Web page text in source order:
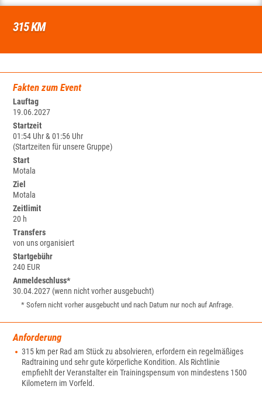
315 KM
Fakten zum Event
Lauftag
19.06.2027
Startzeit
01:54 Uhr & 01:56 Uhr
(Startzeiten für unsere Gruppe)
Start
Motala
Ziel
Motala
Zeitlimit
20 h
Transfers
von uns organisiert
Startgebühr
240 EUR
Anmeldeschluss*
30.04.2027 (wenn nicht vorher ausgebucht)
* Sofern nicht vorher ausgebucht und nach Datum nur noch auf Anfrage.
Anforderung
315 km per Rad am Stück zu absolvieren, erfordern ein regelmäßiges
Radtraining und sehr gute körperliche Kondition. Als Richtlinie
empfiehlt der Veranstalter ein Trainingspensum von mindestens 1500
Kilometern im Vorfeld.